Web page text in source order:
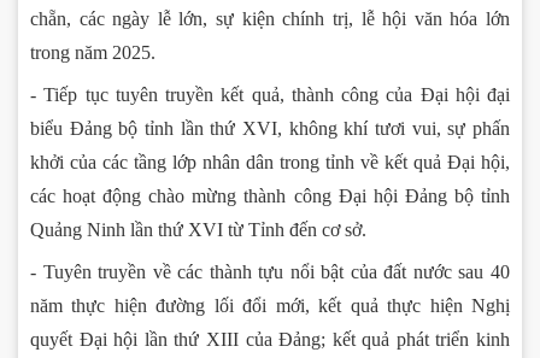
chẵn, các ngày lễ lớn, sự kiện chính trị, lễ hội văn hóa lớn
trong năm 2025.
- Tiếp tục tuyên truyền kết quả, thành công của Đại hội đại
biểu Đảng bộ tỉnh lần thứ XVI, không khí tươi vui, sự phấn
khởi của các tầng lớp nhân dân trong tỉnh về kết quả Đại hội,
các hoạt động chào mừng thành công Đại hội Đảng bộ tỉnh
Quảng Ninh lần thứ XVI từ Tỉnh đến cơ sở.
- Tuyên truyền về các thành tựu nổi bật của đất nước sau 40
năm thực hiện đường lối đổi mới, kết quả thực hiện Nghị
quyết Đại hội lần thứ XIII của Đảng; kết quả phát triển kinh